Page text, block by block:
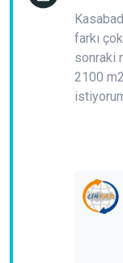
farkı
sonraki
2100